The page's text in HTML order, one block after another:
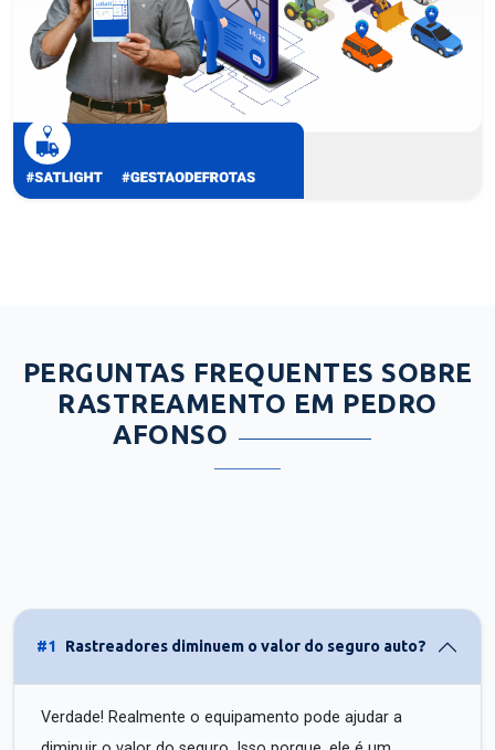
PERGUNTAS FREQUENTES SOBRE
RASTREAMENTO EM PEDRO
AFONSO
#1 Rastreadores diminuem o valor do seguro auto?
Verdade! Realmente o equipamento pode ajudar a